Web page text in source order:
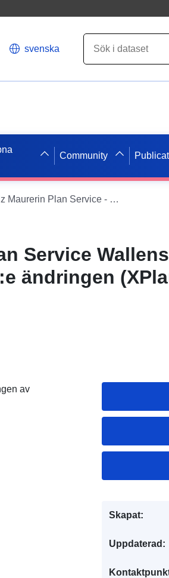
svenska
Community
INSPIRE Development Plan Service Wallensulz Maurerin Plan Service - 4:e ändringen (XPlanGML 5.0) (INSPIRE GML)
Service
ändringen
av
Skapat:
Uppdaterad: